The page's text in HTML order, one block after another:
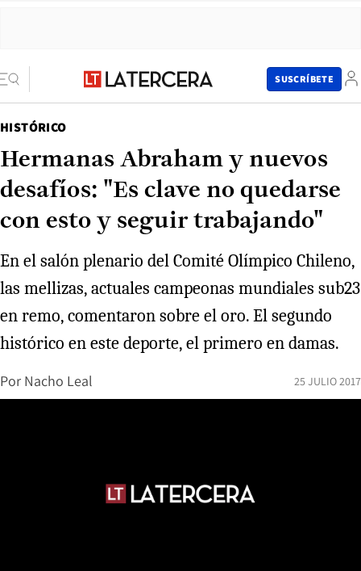
SUSCRÍBETE
HISTÓRICO
Hermanas Abraham y nuevos
desafíos: "Es clave no quedarse
con esto y seguir trabajando"
En el salón plenario del Comité Olímpico Chileno,
las mellizas, actuales campeonas mundiales sub23
en remo, comentaron sobre el oro. El segundo
histórico en este deporte, el primero en damas.
Por Nacho Leal 25 JULIO 2017